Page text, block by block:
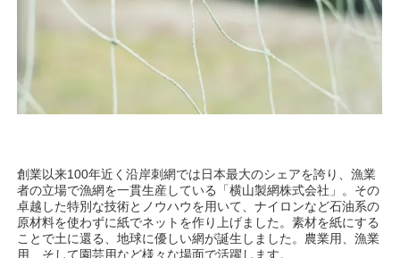
創業以来100年近く沿岸刺網では日本最大のシェアを誇り、漁業
者の立場で漁網を一貫生産している「横山製網株式会社」。その
卓越した特別な技術とノウハウを用いて、ナイロンなど石油系の
原材料を使わずに紙でネットを作り上げました。素材を紙にする
ことで土に還る、地球に優しい網が誕生しました。農業用、漁業
用、そして園芸用など様々な場面で活躍します。